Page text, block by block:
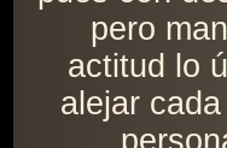
pero
actitud lo
alejar